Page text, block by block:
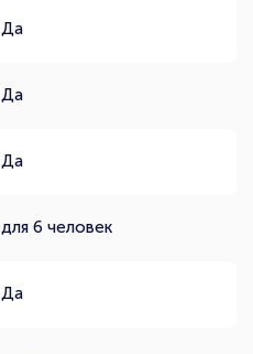
Да
Да
Да
для 6 человек
Да